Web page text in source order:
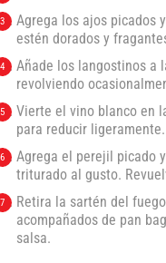
Agrega los ajos picados
estén dorados y
Añade los langostinos a
revolviendo
Vierte el vino blanco en
para reducir ligeramente.
Agrega el perejil picado
triturado al gusto.
Retira la sartén del
acompañados de pan
salsa.